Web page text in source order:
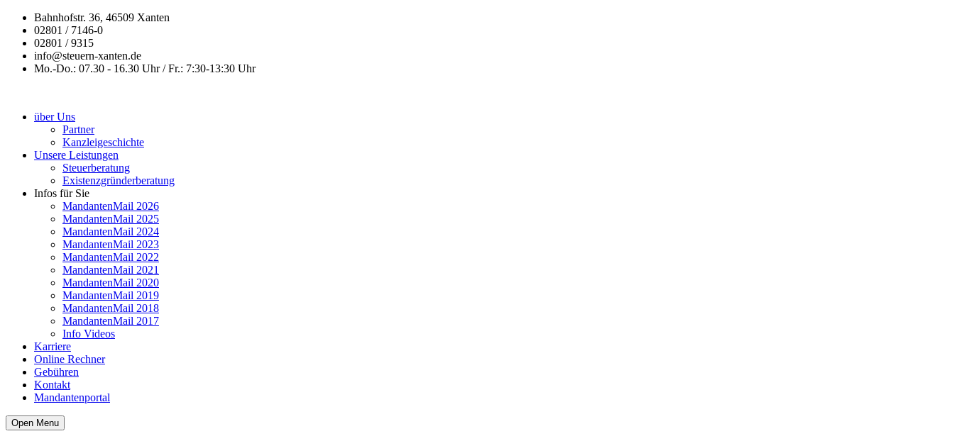
Bahnhofstr. 36, 46509 Xanten
02801 / 7146-0
02801 / 9315
info@steuern-xanten.de
Mo.-Do.: 07.30 - 16.30 Uhr / Fr.: 7:30-13:30 Uhr
über Uns
Partner
Kanzleigeschichte
Unsere Leistungen
Steuerberatung
Existenzgründerberatung
Infos für Sie
MandantenMail 2026
MandantenMail 2025
MandantenMail 2024
MandantenMail 2023
MandantenMail 2022
MandantenMail 2021
MandantenMail 2020
MandantenMail 2019
MandantenMail 2018
MandantenMail 2017
Info Videos
Karriere
Online Rechner
Gebühren
Kontakt
Mandantenportal
Open Menu